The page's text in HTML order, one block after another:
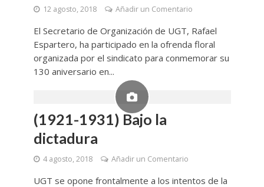
12 agosto, 2018 Añadir un Comentario
El Secretario de Organización de UGT, Rafael
Espartero, ha participado en la ofrenda floral
organizada por el sindicato para conmemorar su
130 aniversario en...
(1921-1931) Bajo la
dictadura
4 agosto, 2018 Añadir un Comentario
UGT se opone frontalmente a los intentos de la